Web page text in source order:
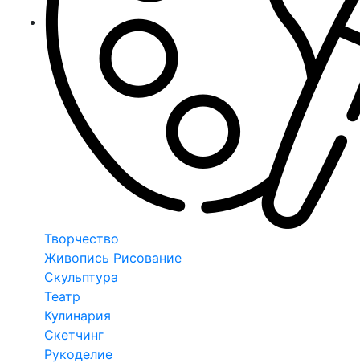
Творчество
Живопись Рисование
Скульптура
Театр
Кулинария
Скетчинг
Рукоделие